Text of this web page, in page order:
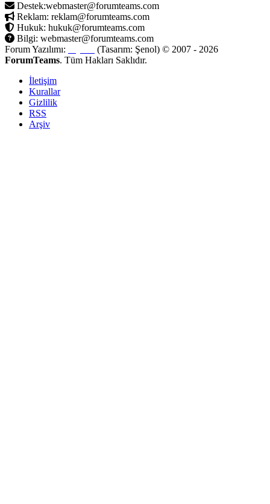
Destek:webmaster@forumteams.com
Reklam: reklam@forumteams.com
Hukuk: hukuk@forumteams.com
Bilgi: webmaster@forumteams.com
Forum Yazılımı:
(Tasarım: Şenol) © 2007 - 2026
ForumTeams. Tüm Hakları Saklıdır.
İletişim
Kurallar
Gizlilik
RSS
Arşiv